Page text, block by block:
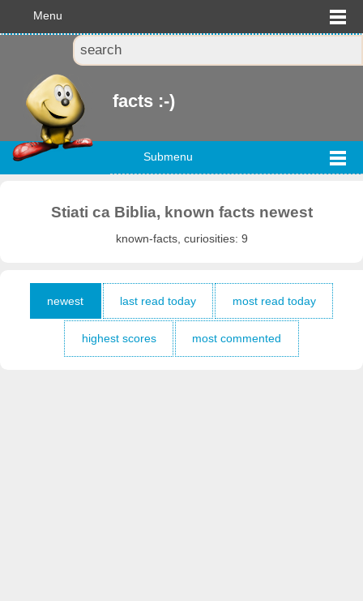
Menu
facts :-)
Submenu
Stiati ca Biblia, known facts newest
known-facts, curiosities: 9
newest last read today most read today
highest scores most commented